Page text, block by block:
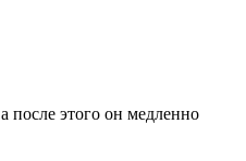
после этого он медленно